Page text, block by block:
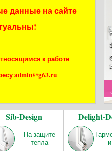
данные на сайте
к работе
admin@g63.ru
Sib-Design
На защите
тепла
Delight-